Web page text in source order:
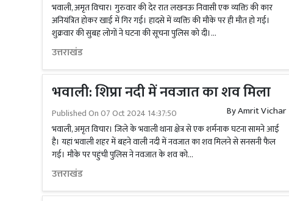
भवाली, अमृत विचार। गुरुवार की देर रात लखनऊ निवासी एक व्यक्ति की कार
अनियंत्रित होकर खाई में गिर गई। हादसे में व्यक्ति की मौके पर ही मौत हो गई।
शुक्रवार की सुबह लोगों ने घटना की सूचना पुलिस को दी।...
उत्तराखंड
भवाली: शिप्रा नदी में नवजात का शव मिला
Published On07 Oct 2024 14:37:50 ByAmrit Vichar
भवाली, अमृत विचार। जिले के भवाली थाना क्षेत्र से एक शर्मनाक घटना सामने आई
है। यहां भवाली शहर में बहने वाली नदी में नवजात का शव मिलने से सनसनी फैल
गई। मौके पर पहुंची पुलिस ने नवजात के शव को...
उत्तराखंड